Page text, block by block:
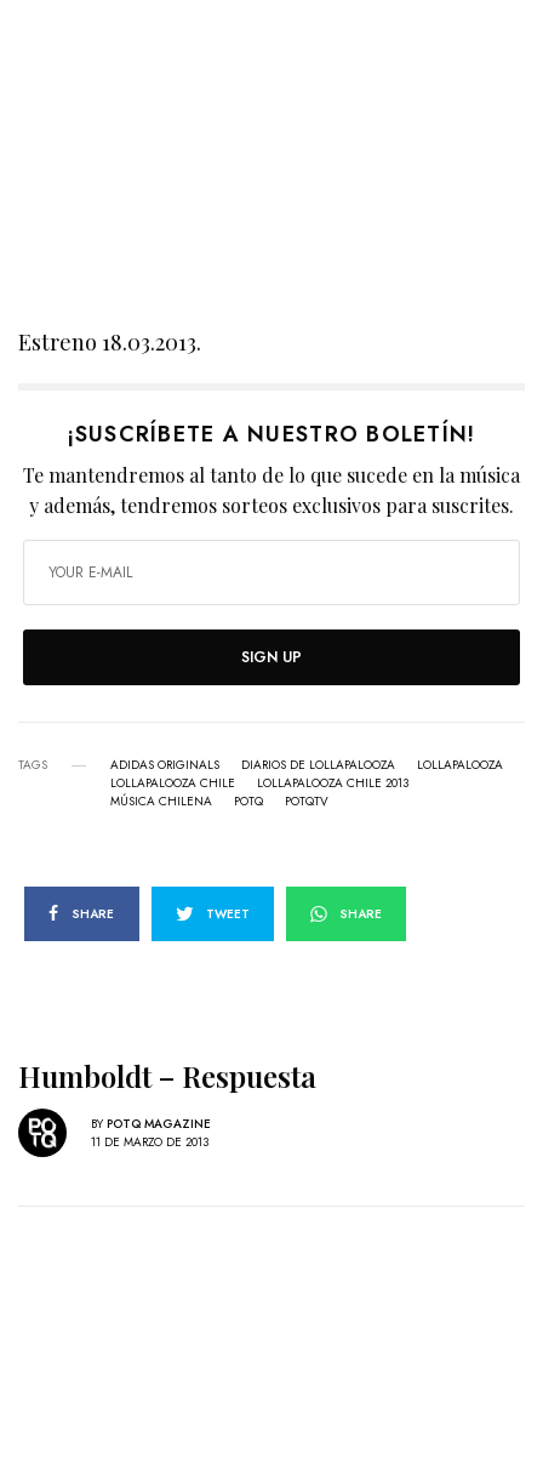
Estreno 18.03.2013.
¡SUSCRÍBETE A NUESTRO BOLETÍN!
Te mantendremos al tanto de lo que sucede en la música
y además, tendremos sorteos exclusivos para suscrites.
SIGN UP
TAGS ADIDAS ORIGINALS DIARIOS DE LOLLAPALOOZA
LOLLAPALOOZA
LOLLAPALOOZA CHILE
LOLLAPALOOZA CHILE 2013
MÚSICA CHILENA
POTQ POTQTV
SHARE TWEET SHARE
Humboldt – Respuesta
BY POTQ MAGAZINE
11 DE MARZO DE 2013